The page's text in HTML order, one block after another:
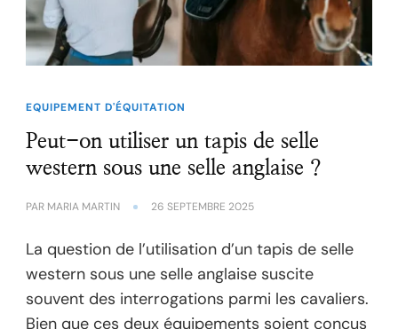
EQUIPEMENT D'ÉQUITATION
Peut-on utiliser un tapis de selle
western sous une selle anglaise ?
PAR MARIA MARTIN 26 SEPTEMBRE 2025
La question de l’utilisation d’un tapis de selle
western sous une selle anglaise suscite
souvent des interrogations parmi les cavaliers.
Bien que ces deux équipements soient conçus